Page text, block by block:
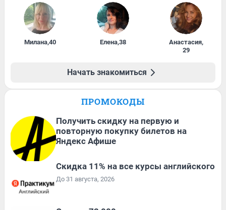
Милана,40 Елена,38 Анастасия,
29
Начать знакомиться
ПРОМОКОДЫ
Получить скидку на первую и
повторную покупку билетов на
Яндекс Афише
Скидка 11% на все курсы английского
До 31 августа, 2026